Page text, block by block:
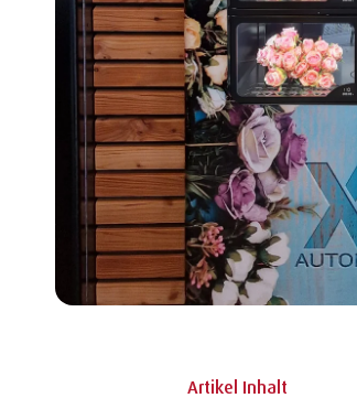
Artikel Inhalt